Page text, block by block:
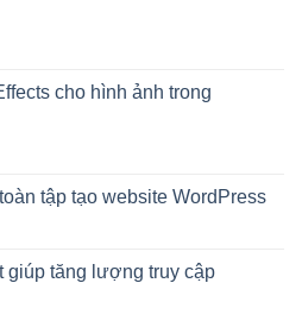
cho hình ảnh trong
tập tạo website WordPress
giúp tăng lượng truy cập